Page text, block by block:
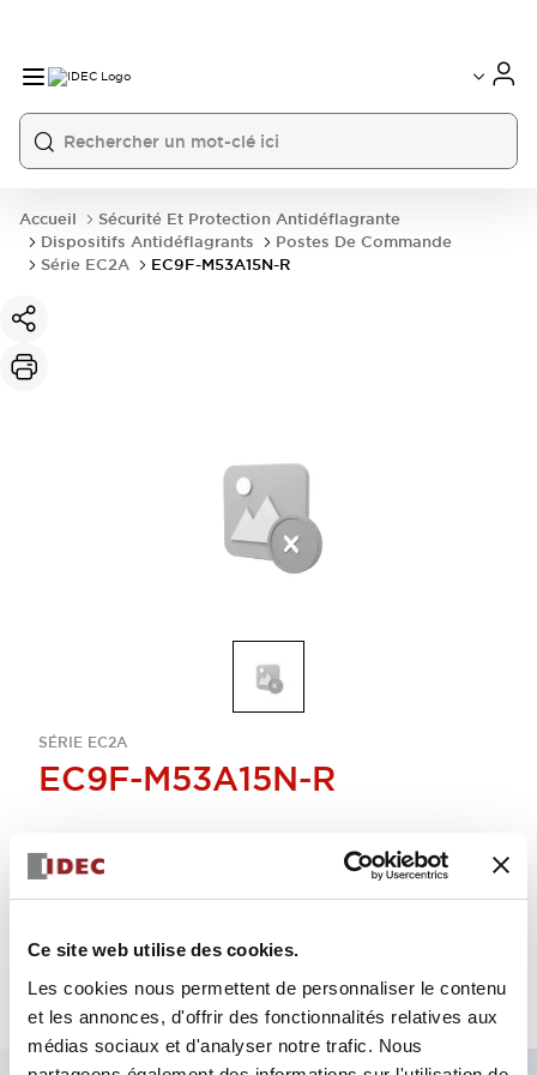
Ce site web utilise des cookies.
Les cookies nous permettent de personnaliser le contenu
et les annonces, d'offrir des fonctionnalités relatives aux
médias sociaux et d'analyser notre trafic. Nous
Accueil
Sécurité Et Protection Antidéflagrante
Dispositifs Antidéflagrants
Postes De Commande
Série EC2A
EC9F-M53A15N-R
SÉRIE EC2A
EC9F-M53A15N-R
Sélectionner la quantité